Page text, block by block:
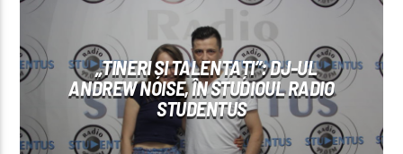
Radio Studentus
„TINERI ȘI TALENTAȚI”: DJ-UL
ANDREW NOISE, ÎN STUDIOUL RADIO
STUDENTUS